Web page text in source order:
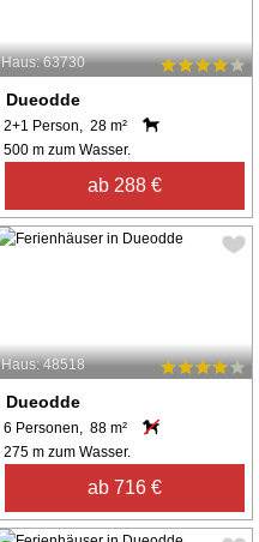
Haus: 63730
Dueodde
2+1 Person, 28 m²
500 m zum Wasser.
ab 288 €
Haus: 48518
Dueodde
6 Personen, 88 m²
275 m zum Wasser.
ab 716 €